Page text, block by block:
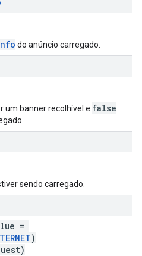
do anúncio carregado.
um banner recolhível e false
sendo carregado.
=
)